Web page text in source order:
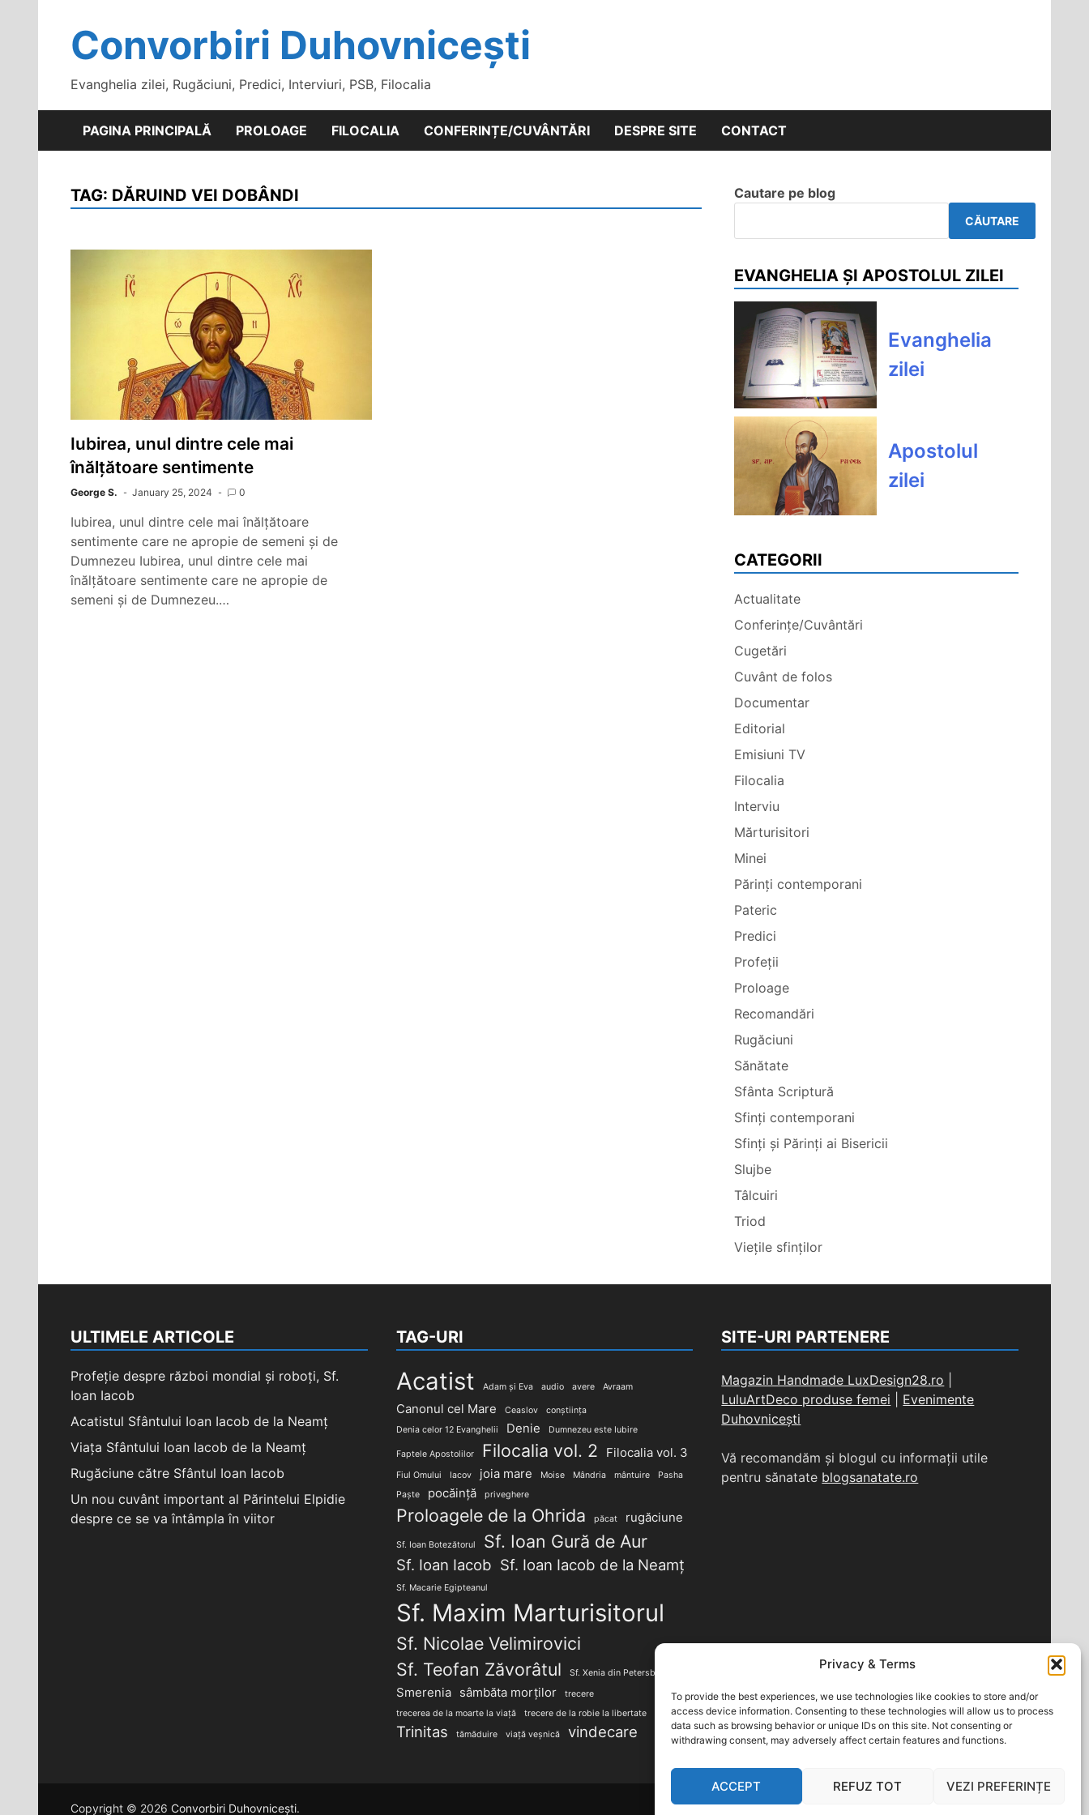
Privacy & Terms
To provide the best experiences, we use technologies like cookies to store and/or
access device information. Consenting to these technologies will allow us to process
data such as browsing behavior or unique IDs on this site. Not consenting or
withdrawing consent, may adversely affect certain features and functions.
ACCEPT REFUZ TOT VEZI PREFERINȚE
contentConvorbiri Duhovnicești
Evanghelia zilei, Rugăciuni, Predici, Interviuri, PSB, Filocalia
PAGINA PRINCIPALĂ PROLOAGE FILOCALIA CONFERINȚE/CUVÂNTĂRI DESPRE SITE CONTACT
TAG: DĂRUIND VEI DOBÂNDI
Iubirea, unul dintre cele mai
înălțătoare sentimente
George S. January 25, 2024 0
Iubirea, unul dintre cele mai înălțătoare
sentimente care ne apropie de semeni și de
Dumnezeu Iubirea, unul dintre cele mai
înălțătoare sentimente care ne apropie de
semeni și de Dumnezeu.…
Cautare pe blog
CĂUTARE
EVANGHELIA ȘI APOSTOLUL ZILEI
Evanghelia
zilei
Apostolul
zilei
CATEGORII
Actualitate
Conferințe/Cuvântări
Cugetări
Cuvânt de folos
Documentar
Editorial
Emisiuni TV
Filocalia
Interviu
Mărturisitori
Minei
Părinți contemporani
Pateric
Predici
Profeții
Proloage
Recomandări
Rugăciuni
Sănătate
Sfânta Scriptură
Sfinți contemporani
Sfinți și Părinți ai Bisericii
Slujbe
Tâlcuiri
Triod
Viețile sfinților
ULTIMELE ARTICOLE
Profeție despre război mondial și roboți, Sf.
Ioan Iacob
Acatistul Sfântului Ioan Iacob de la Neamț
Viața Sfântului Ioan Iacob de la Neamț
Rugăciune către Sfântul Ioan Iacob
Un nou cuvânt important al Părintelui Elpidie
despre ce se va întâmpla în viitor
TAG-URI
Acatist Adam și Eva audio avere Avraam
Canonul cel Mare Ceaslov
conștiința
Denia celor 12 Evanghelii
Denie Dumnezeu este Iubire
Faptele Apostolilor Filocalia vol. 2 Filocalia vol. 3
Fiul Omului Iacov joia mare Moise Mândria mântuire
Pasha
Paște
pocăință priveghere
Proloagele de la Ohrida păcat rugăciune
Sf. Ioan Botezătorul Sf. Ioan Gură de Aur
Sf. Ioan Iacob Sf. Ioan Iacob de la Neamț
Sf. Macarie Egipteanul
Sf. Maxim Marturisitorul
Sf. Nicolae Velimirovici
Sf. Teofan Zăvorâtul
Sf. Xenia din Petersburg
Smerenia sâmbăta morților
trecere
trecerea de la moarte la viață
trecere de la robie la libertate
Trinitas tămăduire viață veșnică vindecare
SITE-URI PARTENERE
Magazin Handmade LuxDesign28.ro
LuluArtDeco produse femei
Evenimente
Duhovnicești
Vă recomandăm și blogul cu informații utile
pentru sănatate blogsanatate.ro
Copyright © 2026 Convorbiri Duhovnicești. Proudly powered by WordPress